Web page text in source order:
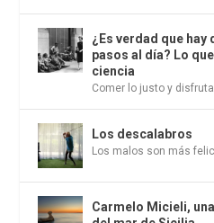
¿Es verdad que hay
pasos al día? Lo
ciencia
Comer lo justo y
Los descalabros
Los malos son más
Carmelo Micieli,